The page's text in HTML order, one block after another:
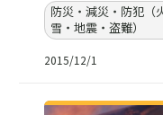
防災・減災・防犯（
雪・地震・盗難）
2015/12/1